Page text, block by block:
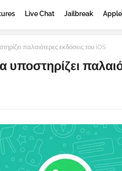
Live Chat Jailbreak
παλαιότερες εκδόσεις του iOS